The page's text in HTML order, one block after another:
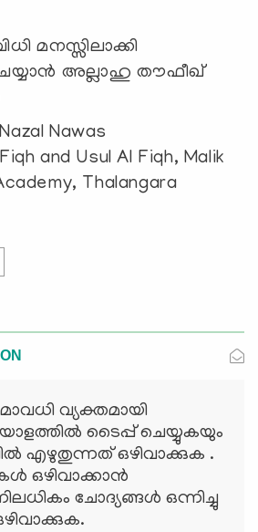
മനസ്സിലാക്കി
അല്ലാഹു തൗഫീഖ്
Nawas
and Usul Al Fiqh, Malik
Thalangara
വ്യക്തമായി
ടൈപ്പ് ചെയ്യുകയും
എഴുതുന്നത് ഒഴിവാക്കുക .
ഒഴിവാക്കാന്‍
ചോദ്യങ്ങള്‍ ഒന്നിച്ചു